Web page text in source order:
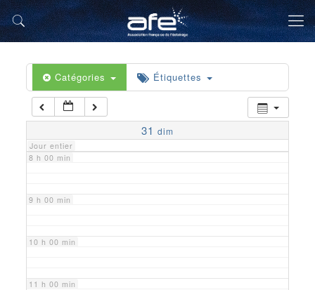
Catégories Étiquettes
31 dim
Jour entier
5 h 00 min
6 h 00 min
7 h 00 min
8 h 00 min
9 h 00 min
10 h 00 min
11 h 00 min